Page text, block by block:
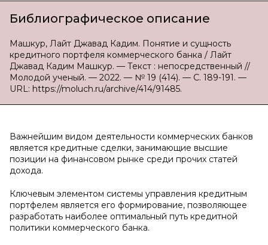
Библиографическое описание
Машкур, Лайт Джавад Кадим. Понятие и сущность
кредитного портфеля коммерческого банка / Лайт
Джавад Кадим Машкур. — Текст : непосредственный //
Молодой ученый. — 2022. — № 19 (414). — С. 189-191. —
URL: https://moluch.ru/archive/414/91485.
Важнейшим видом деятельности коммерческих банков
является кредитные сделки, занимающие высшие
позиции на финансовом рынке среди прочих статей
дохода.
Ключевым элементом системы управления кредитным
портфелем является его формирование, позволяющее
разработать наиболее оптимальный путь кредитной
политики коммерческого банка.